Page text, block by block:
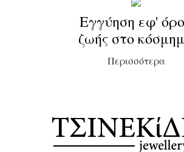
Εγγύηση εφ'
ζωής στο
Περισσότερα